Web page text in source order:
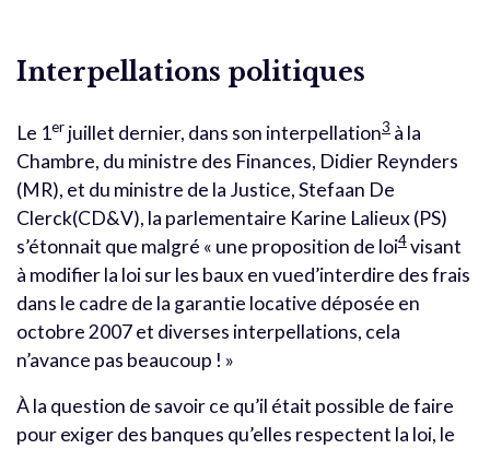
Interpellations politiques
Le 1er juillet dernier, dans son interpellation3 à la
Chambre, du ministre des Finances, Didier Reynders
(MR), et du ministre de la Justice, Stefaan De
Clerck(CD&V), la parlementaire Karine Lalieux (PS)
s’étonnait que malgré « une proposition de loi4visant
à modifier la loi sur les baux en vued’interdire des frais
dans le cadre de la garantie locative déposée en
octobre 2007 et diverses interpellations, cela
n’avance pas beaucoup ! »
À la question de savoir ce qu’il était possible de faire
pour exiger des banques qu’elles respectent la loi, le